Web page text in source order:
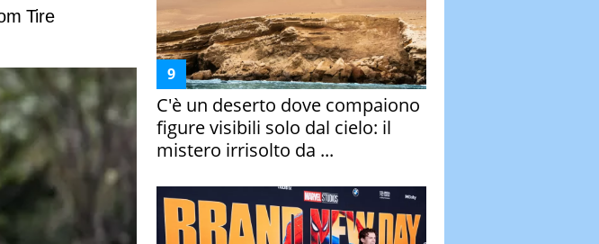
C'è un deserto dove compaiono
figure visibili solo dal cielo: il
mistero irrisolto da ...